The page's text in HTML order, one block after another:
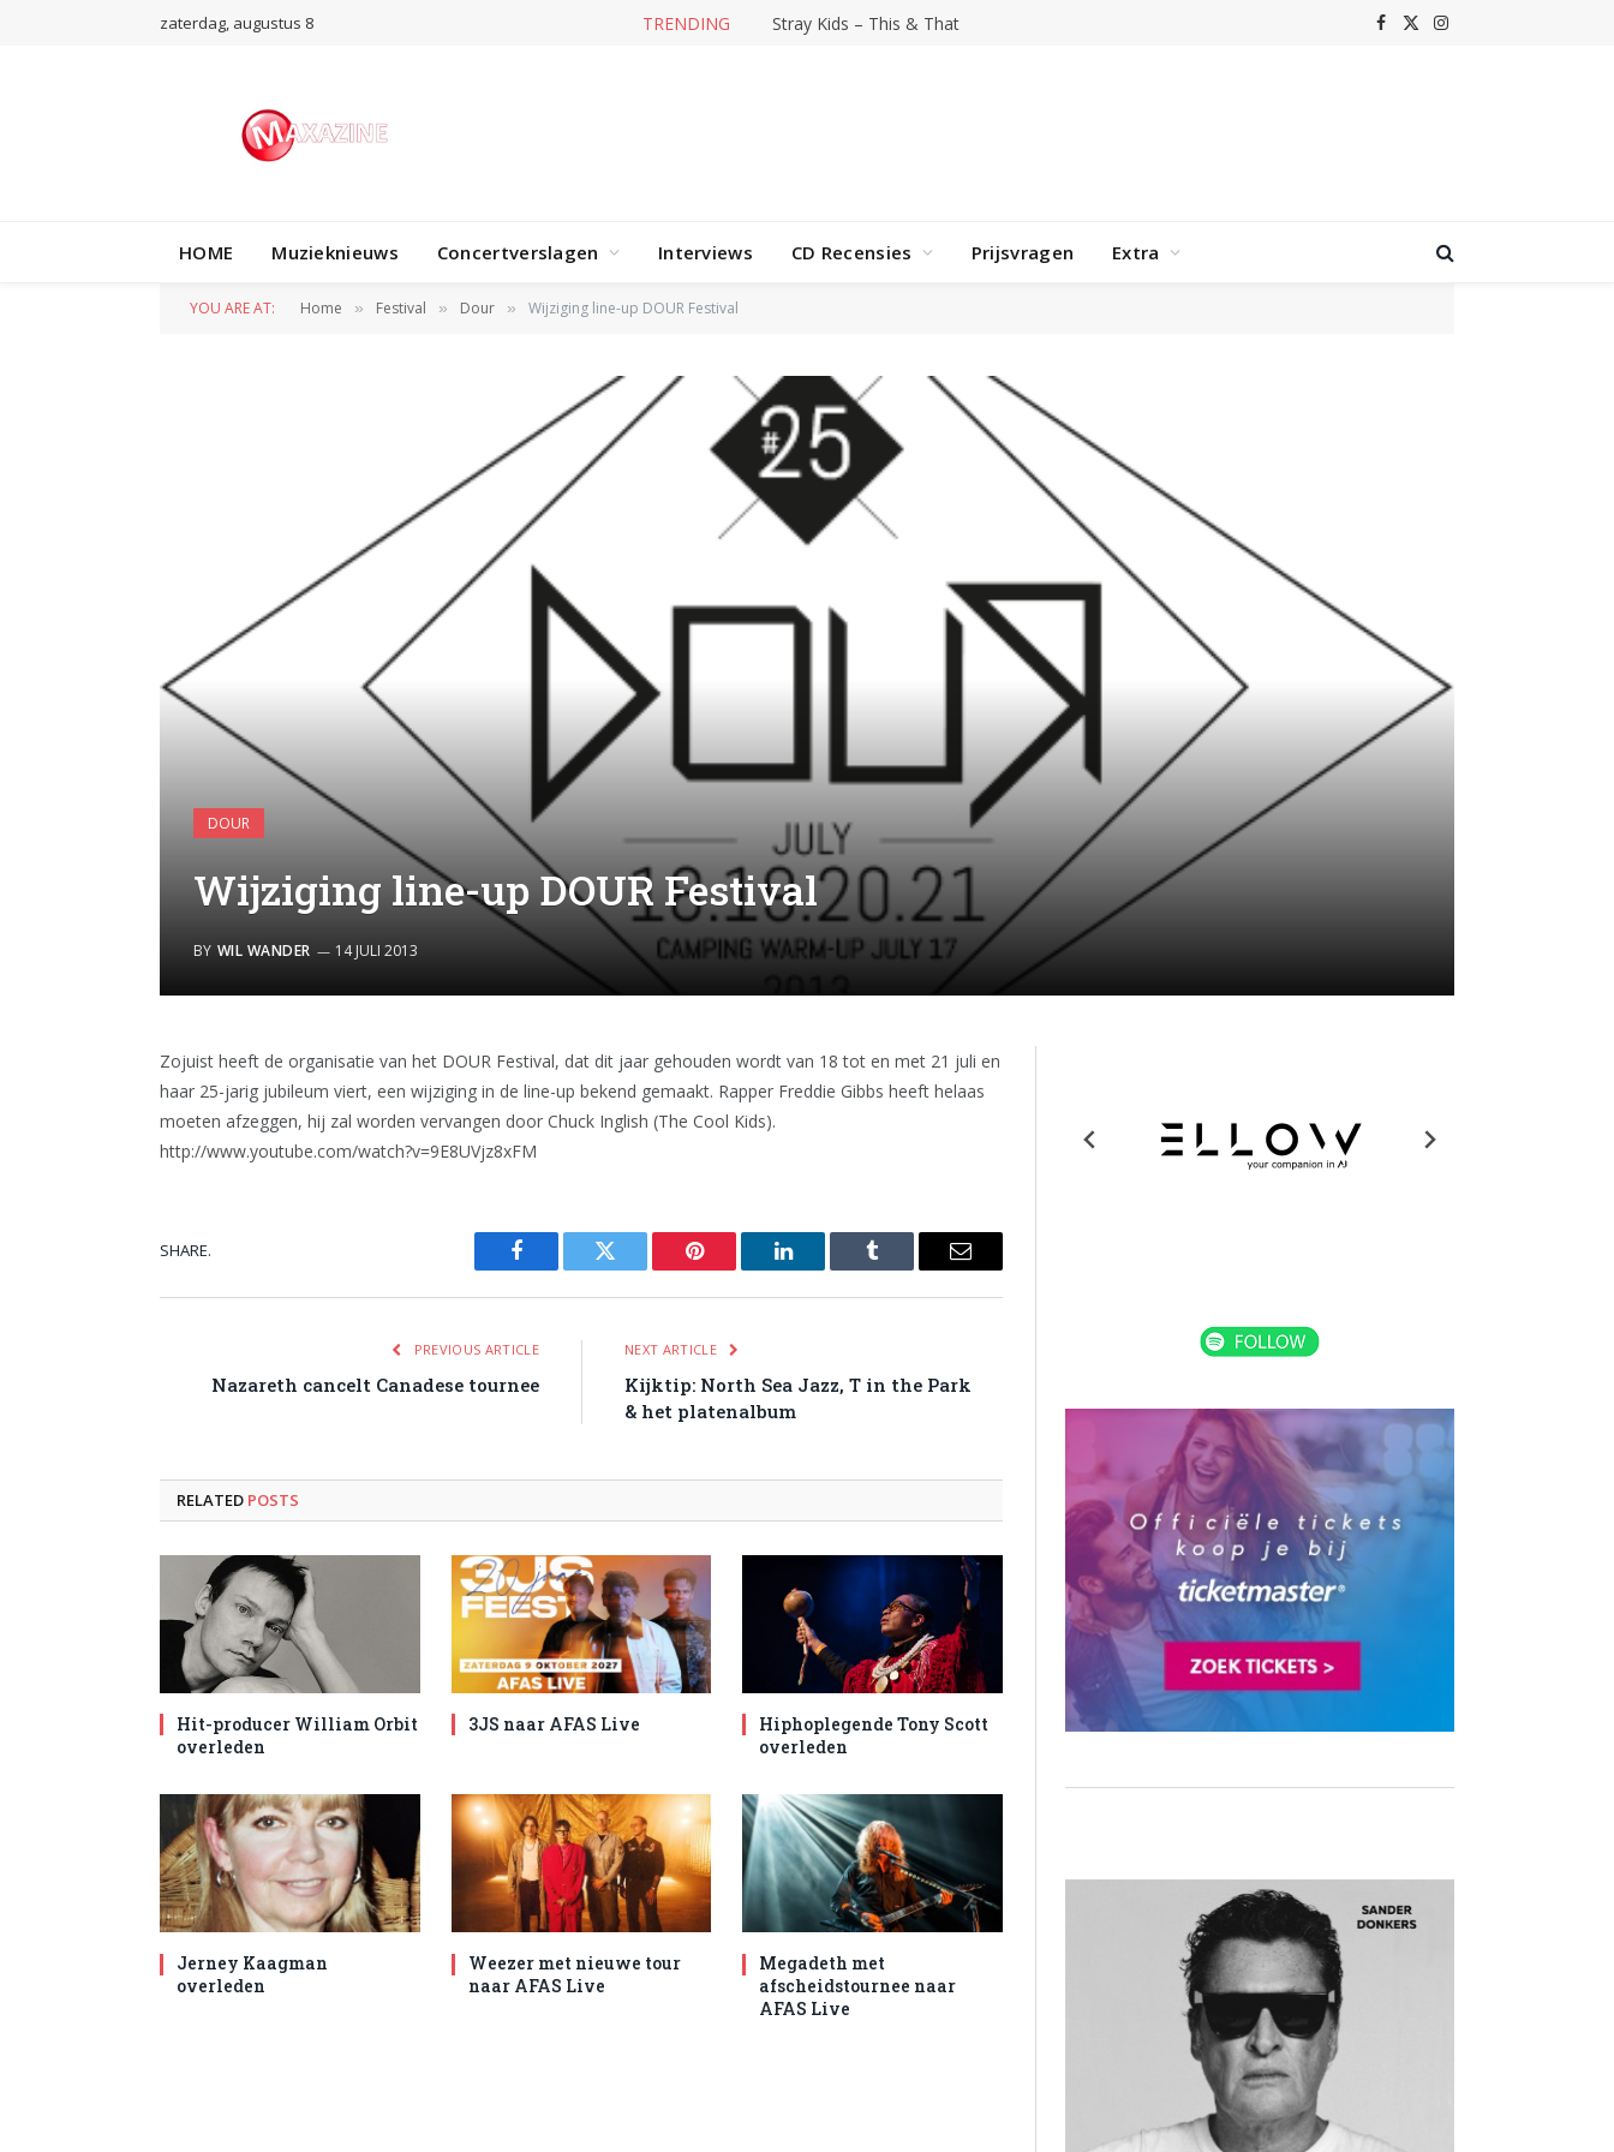
zaterdag, augustus 8 TRENDING Stray Kids – This & That Facebook
X
Instagram
HOME Muzieknieuws Concertverslagen Interviews CD Recensies Prijsvragen Extra
YOU ARE AT: Home » Festival » Dour » Wijziging line-up DOUR Festival
DOUR
Wijziging line-up DOUR Festival
BY WIL WANDER 14 JULI 2013
Zojuist heeft de organisatie van het DOUR Festival, dat dit jaar gehouden wordt van 18 tot en met 21 juli en
haar 25-jarig jubileum viert, een wijziging in de line-up bekend gemaakt. Rapper Freddie Gibbs heeft helaas
moeten afzeggen, hij zal worden vervangen door Chuck Inglish (The Cool Kids).
http://www.youtube.com/watch?v=9E8UVjz8xFM
SHARE.
Facebook Twitter Pinterest LinkedIn Tumblr Email
PREVIOUS ARTICLE
Nazareth cancelt Canadese tournee
NEXT ARTICLE
Kijktip: North Sea Jazz, T in the Park
& het platenalbum
RELATED POSTS
Hit-producer William Orbit
overleden
3JS naar AFAS Live
Hiphoplegende Tony Scott
overleden
Jerney Kaagman
overleden
Weezer met nieuwe tour
naar AFAS Live
Megadeth met
afscheidstournee naar
AFAS Live